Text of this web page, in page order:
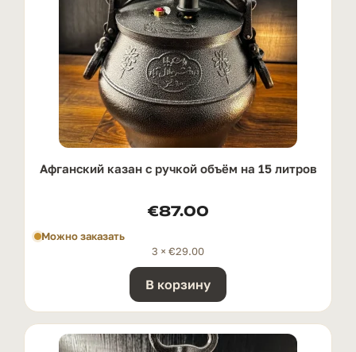
Афганский казан с ручкой oбъём на 15 литров
€87.00
Можно заказать
3 × €29.00
В корзину